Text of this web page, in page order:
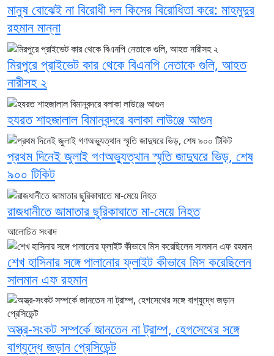
মানুষ বোঝেই না বিরোধী দল কিসের বিরোধিতা করে: মাহমুদুর
রহমান মান্না
মিরপুরে প্রাইভেট কার থেকে বিএনপি নেতাকে গুলি, আহত
নারীসহ ২
হযরত শাহজালাল বিমানবন্দরে বলাকা লাউঞ্জে আগুন
প্রথম দিনেই জুলাই গণঅভ্যুত্থান স্মৃতি জাদুঘরে ভিড়, শেষ
৯০০ টিকিট
রাজধানীতে জামাতার ছুরিকাঘাতে মা-মেয়ে নিহত
আলোচিত সংবাদ
শেখ হাসিনার সঙ্গে পালানোর ফ্লাইট কীভাবে মিস করেছিলেন
সালমান এফ রহমান
অস্ত্র-সংকট সম্পর্কে জানতেন না ট্রাম্প, হেগসেথের সঙ্গে
বাগ্‌যুদ্ধে জড়ান প্রেসিডেন্ট